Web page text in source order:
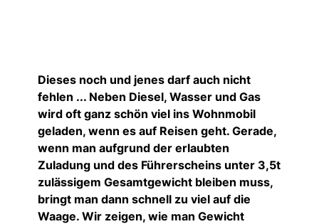
Dieses noch und jenes darf auch nicht
fehlen ... Neben Diesel, Wasser und Gas
wird oft ganz schön viel ins Wohnmobil
geladen, wenn es auf Reisen geht. Gerade,
wenn man aufgrund der erlaubten
Zuladung und des Führerscheins unter 3,5t
zulässigem Gesamtgewicht bleiben muss,
bringt man dann schnell zu viel auf die
Waage. Wir zeigen, wie man Gewicht